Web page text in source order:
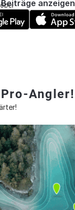
anzeigen
Angler!